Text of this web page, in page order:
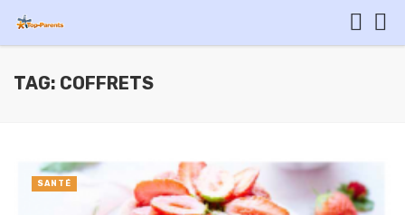
TAG: COFFRETS
SANTÉ